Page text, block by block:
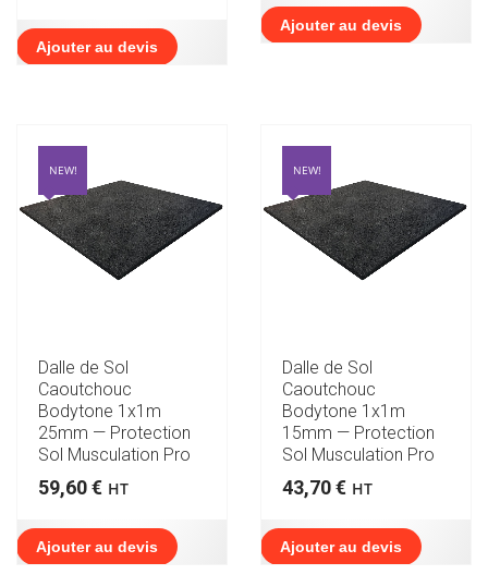
Ajouter au devis
Ajouter au devis
NEW!
Dalle de Sol
Caoutchouc
Bodytone 1x1m
25mm — Protection
Sol Musculation Pro
59,60€ HT
Ajouter au devis
NEW!
Dalle de Sol
Caoutchouc
Bodytone 1x1m
15mm — Protection
Sol Musculation Pro
43,70€ HT
Ajouter au devis